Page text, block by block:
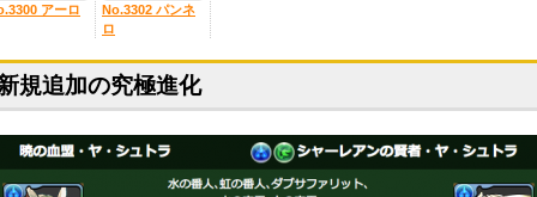
アーロ
No.3302 パンネ
ロ
規追加の究極進化